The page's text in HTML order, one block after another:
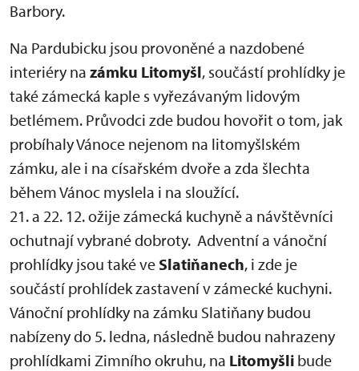
Barbory.
Na Pardubicku jsou provoněné a nazdobené
interiéry na zámku Litomyšl, součástí prohlídky je
také zámecká kaple s vyřezávaným lidovým
betlémem. Průvodci zde budou hovořit o tom, jak
probíhaly Vánoce nejenom na litomyšlském
zámku, ale i na císařském dvoře a zda šlechta
během Vánoc myslela i na sloužící.
21. a 22. 12. ožije zámecká kuchyně a návštěvníci
ochutnají vybrané dobroty. Adventní a vánoční
prohlídky jsou také ve Slatiňanech, i zde je
součástí prohlídek zastavení v zámecké kuchyni.
Vánoční prohlídky na zámku Slatiňany budou
nabízeny do 5. ledna, následně budou nahrazeny
prohlídkami Zimního okruhu, na Litomyšli bude